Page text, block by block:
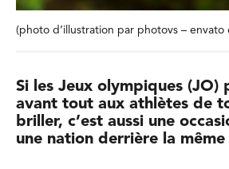
(photo d’illustration par photovs – envato
Si les Jeux olympiques (JO)
avant tout aux athlètes de
briller, c’est aussi une
une nation derrière la même